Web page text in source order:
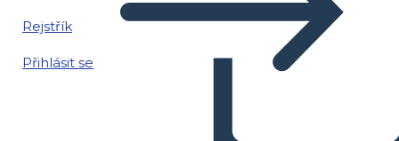
Rejstřík
Přihlásit se